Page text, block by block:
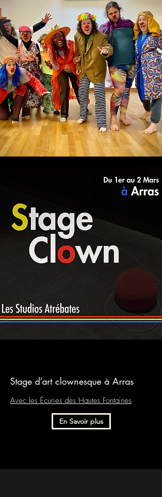
Stage d’art clownesque à Arras
Avec les Écuries des Hautes Fontaines
En Savoir plus